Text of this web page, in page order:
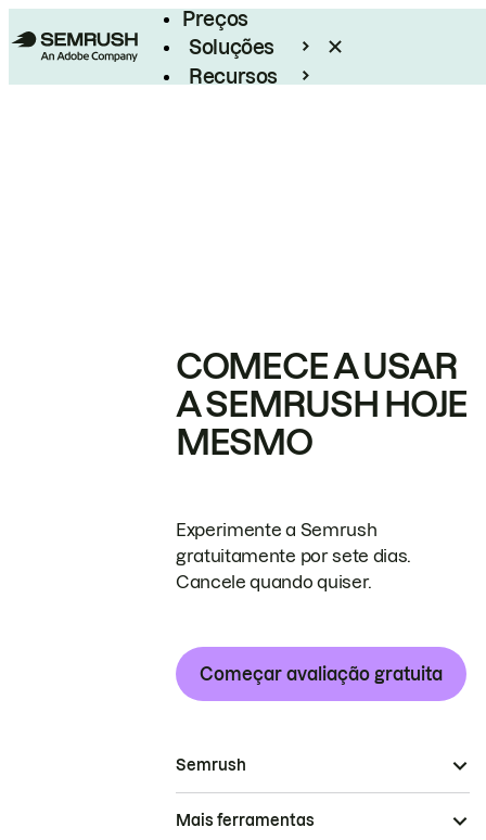
Preços
Soluções
Recursos
COMECE A USAR
A SEMRUSH HOJE
MESMO
Experimente a Semrush
gratuitamente por sete dias.
Cancele quando quiser.
Começar avaliação gratuita
Semrush
Mais ferramentas